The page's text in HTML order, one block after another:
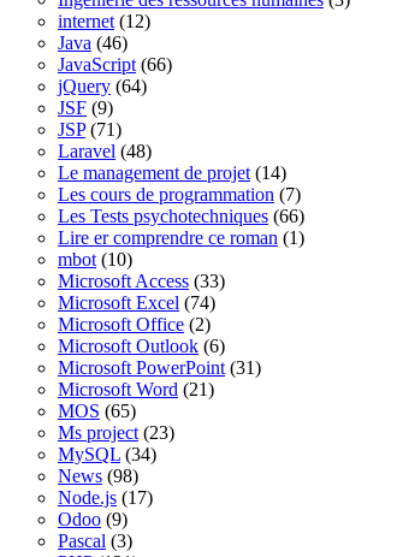
internet (12)
Java (46)
JavaScript (66)
jQuery (64)
JSF (9)
JSP(71)
Laravel (48)
Le management de projet (14)
Les cours de programmation (7)
Les Tests psychotechniques (66)
Lire er comprendre ce roman (1)
mbot (10)
Microsoft Access (33)
Microsoft Excel (74)
Microsoft Office (2)
Microsoft Outlook (6)
Microsoft PowerPoint (31)
Microsoft Word (21)
MOS (65)
Ms project (23)
MySQL (34)
News (98)
Node.js (17)
Odoo (9)
Pascal (3)